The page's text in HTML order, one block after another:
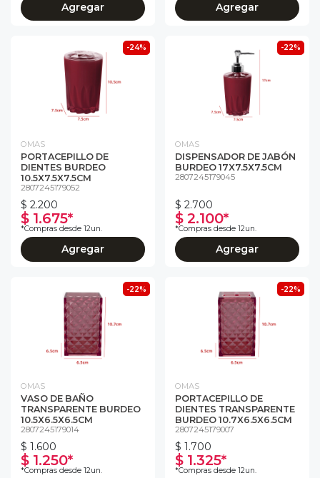
Agregar Agregar
-24%
OMAS
PORTACEPILLO DE
DIENTES BURDEO
10.5X7.5X7.5CM
2807245179052
$ 2.200
$ 1.675*
*Compras desde 12un.
Agregar
-22%
OMAS
DISPENSADOR DE JABÓN
BURDEO 17X7.5X7.5CM
2807245179045
$ 2.700
$ 2.100*
*Compras desde 12un.
Agregar
-22%
OMAS
VASO DE BAÑO
TRANSPARENTE BURDEO
10.5X6.5X6.5CM
2807245179014
$ 1.600
$ 1.250*
*Compras desde 12un.
-22%
OMAS
PORTACEPILLO DE
DIENTES TRANSPARENTE
BURDEO 10.7X6.5X6.5CM
2807245179007
$ 1.700
$ 1.325*
*Compras desde 12un.